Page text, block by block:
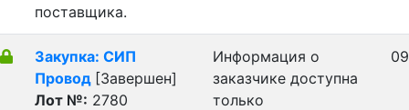
поставщика.
Закупка: СИП
Провод [Завершен]
Лот №: 2780
Информация о
заказчике доступна
только